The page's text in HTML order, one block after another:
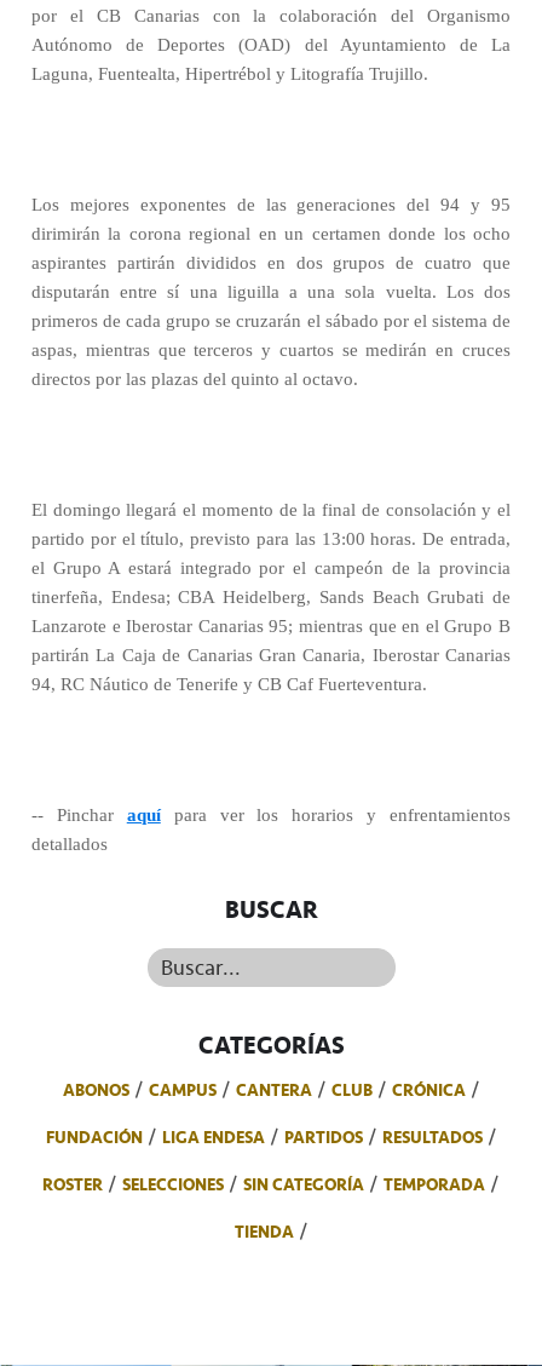
por el CB Canarias con la colaboración del Organismo
Autónomo de Deportes (OAD) del Ayuntamiento de La
Laguna, Fuentealta, Hipertrébol y Litografía Trujillo.
Los mejores exponentes de las generaciones del 94 y 95
dirimirán la corona regional en un certamen donde los ocho
aspirantes partirán divididos en dos grupos de cuatro que
disputarán entre sí una liguilla a una sola vuelta. Los dos
primeros de cada grupo se cruzarán el sábado por el sistema de
aspas, mientras que terceros y cuartos se medirán en cruces
directos por las plazas del quinto al octavo.
El domingo llegará el momento de la final de consolación y el
partido por el título, previsto para las 13:00 horas. De entrada,
el Grupo A estará integrado por el campeón de la provincia
tinerfeña, Endesa; CBA Heidelberg, Sands Beach Grubati de
Lanzarote e Iberostar Canarias 95; mientras que en el Grupo B
partirán La Caja de Canarias Gran Canaria, Iberostar Canarias
94, RC Náutico de Tenerife y CB Caf Fuerteventura.
-- Pinchar aquípara ver los horarios y enfrentamientos
detallados
BUSCAR
Buscar...
CATEGORÍAS
ABONOS CAMPUS CANTERA CLUB
CRÓNICA
FUNDACIÓN
LIGA ENDESA PARTIDOS
RESULTADOS
ROSTER
SELECCIONES SIN CATEGORÍA
TEMPORADA
TIENDA